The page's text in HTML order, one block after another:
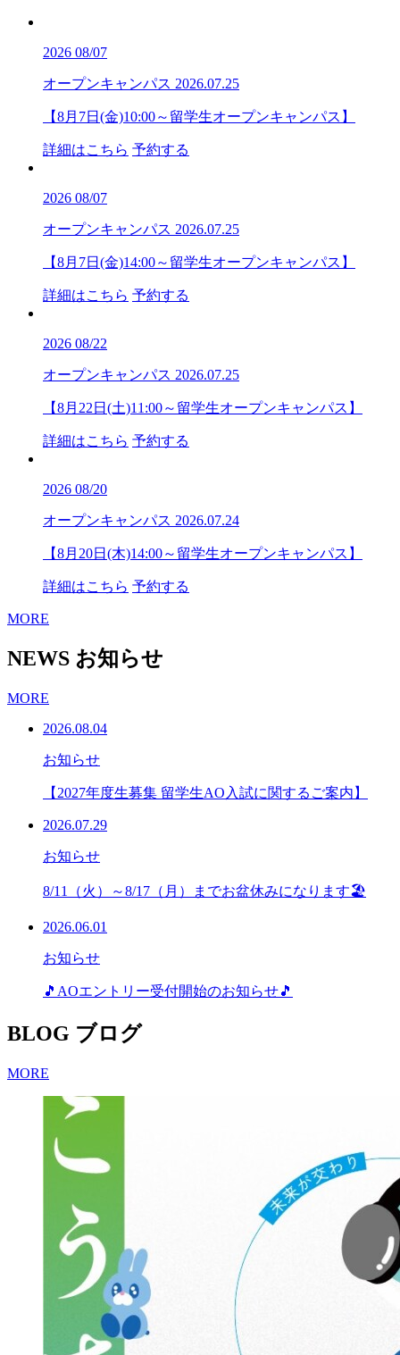
2026 08/07
オープンキャンパス 2026.07.25
【8月7日(金)10:00～留学生オープンキャンパス】
詳細はこちら 予約する
2026 08/07
オープンキャンパス 2026.07.25
【8月7日(金)14:00～留学生オープンキャンパス】
詳細はこちら 予約する
2026 08/22
オープンキャンパス 2026.07.25
【8月22日(土)11:00～留学生オープンキャンパス】
詳細はこちら 予約する
2026 08/20
オープンキャンパス 2026.07.24
【8月20日(木)14:00～留学生オープンキャンパス】
詳細はこちら 予約する
MORE
NEWS お知らせ
MORE
2026.08.04
お知らせ
【2027年度生募集 留学生AO入試に関するご案内】
2026.07.29
お知らせ
8/11（火）～8/17（月）までお盆休みになります🏖
2026.06.01
お知らせ
🎵AOエントリー受付開始のお知らせ🎵
BLOG ブログ
MORE